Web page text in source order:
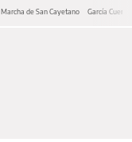
Marcha de San Cayetano García Cuerva